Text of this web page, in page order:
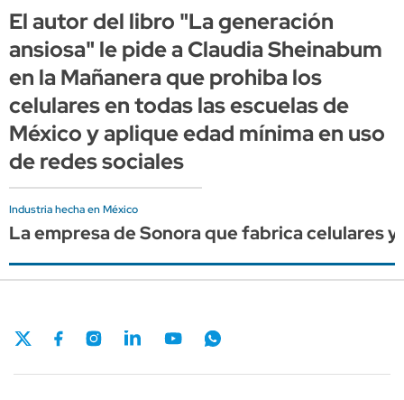
El autor del libro "La generación
ansiosa" le pide a Claudia Sheinabum
en la Mañanera que prohiba los
celulares en todas las escuelas de
México y aplique edad mínima en uso
de redes sociales
Industria hecha en México
La empresa de Sonora que fabrica celulares